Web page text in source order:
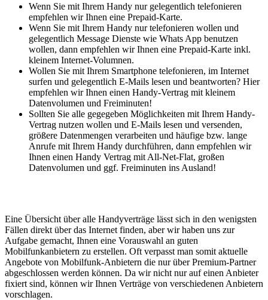
Wenn Sie mit Ihrem Handy nur gelegentlich telefonieren
empfehlen wir Ihnen eine Prepaid-Karte.
Wenn Sie mit Ihrem Handy nur telefonieren wollen und
gelegentlich Message Dienste wie Whats App benutzen
wollen, dann empfehlen wir Ihnen eine Prepaid-Karte inkl.
kleinem Internet-Volumnen.
Wollen Sie mit Ihrem Smartphone telefonieren, im Internet
surfen und gelegentlich E-Mails lesen und beantworten? Hier
empfehlen wir Ihnen einen Handy-Vertrag mit kleinem
Datenvolumen und Freiminuten!
Sollten Sie alle gegegeben Möglichkeiten mit Ihrem Handy-
Vertrag nutzen wollen und E-Mails lesen und versenden,
größere Datenmengen verarbeiten und häufige bzw. lange
Anrufe mit Ihrem Handy durchführen, dann empfehlen wir
Ihnen einen Handy Vertrag mit All-Net-Flat, großen
Datenvolumen und ggf. Freiminuten ins Ausland!
Eine Übersicht über alle Handyverträge lässt sich in den wenigsten
Fällen direkt über das Internet finden, aber wir haben uns zur
Aufgabe gemacht, Ihnen eine Vorauswahl an guten
Mobilfunkanbietern zu erstellen. Oft verpasst man somit aktuelle
Angebote von Mobilfunk-Anbietern die nur über Premium-Partner
abgeschlossen werden können. Da wir nicht nur auf einen Anbieter
fixiert sind, können wir Ihnen Verträge von verschiedenen Anbietern
vorschlagen.